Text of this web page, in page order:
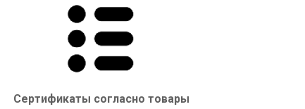
Сертификаты согласно товары